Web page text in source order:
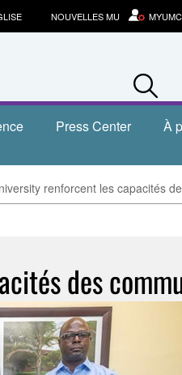
NOUVELLES MU MYUMC
Press Center À
renforcent les capacités
des